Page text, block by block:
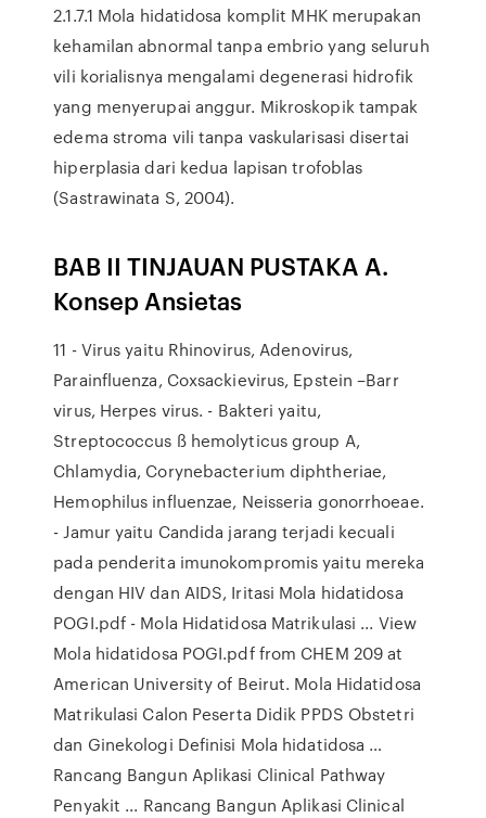
2.1.7.1 Mola hidatidosa komplit MHK merupakan
kehamilan abnormal tanpa embrio yang seluruh
vili korialisnya mengalami degenerasi hidrofik
yang menyerupai anggur. Mikroskopik tampak
edema stroma vili tanpa vaskularisasi disertai
hiperplasia dari kedua lapisan trofoblas
(Sastrawinata S, 2004).
BAB II TINJAUAN PUSTAKA A.
Konsep Ansietas
11 - Virus yaitu Rhinovirus, Adenovirus,
Parainfluenza, Coxsackievirus, Epstein –Barr
virus, Herpes virus. - Bakteri yaitu,
Streptococcus ß hemolyticus group A,
Chlamydia, Corynebacterium diphtheriae,
Hemophilus influenzae, Neisseria gonorrhoeae.
- Jamur yaitu Candida jarang terjadi kecuali
pada penderita imunokompromis yaitu mereka
dengan HIV dan AIDS, Iritasi Mola hidatidosa
POGI.pdf - Mola Hidatidosa Matrikulasi ... View
Mola hidatidosa POGI.pdf from CHEM 209 at
American University of Beirut. Mola Hidatidosa
Matrikulasi Calon Peserta Didik PPDS Obstetri
dan Ginekologi Definisi Mola hidatidosa …
Rancang Bangun Aplikasi Clinical Pathway
Penyakit ... Rancang Bangun Aplikasi Clinical